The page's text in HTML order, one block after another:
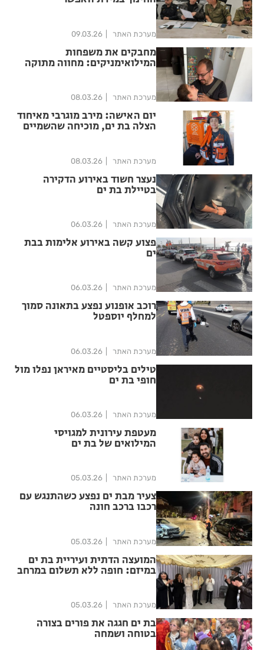
מערכת האתר 09.03.26
מחבקים את משפחות
המילואימניקים: מחווה מתוקה
מערכת האתר 08.03.26
יום האישה: מירב מוגרבי מאיחוד
הצלה בת ים, מוכיחה שהשמיים
מערכת האתר 08.03.26
נעצר חשוד באירוע הדקירה
בטיילת בת ים
מערכת האתר 06.03.26
פצוע קשה באירוע אלימות בבת
ים
מערכת האתר 06.03.26
רוכב אופנוע נפצע בתאונה סמוך
למחלף יוספטל
מערכת האתר 06.03.26
טילים בליסטיים מאיראן נפלו מול
חופי בת ים
מערכת האתר 06.03.26
מעטפת עירונית למגויסי
המילואים של בת ים
מערכת האתר 05.03.26
צעיר מבת ים נפצע כשהתנגש עם
רכבו ברכב חונה
מערכת האתר 05.03.26
המועצה הדתית ועיריית בת ים
במיזם: חופה ללא תשלום במרחב
מערכת האתר 05.03.26
בת ים חגגה את פורים בצורה
בטוחה ושמחה